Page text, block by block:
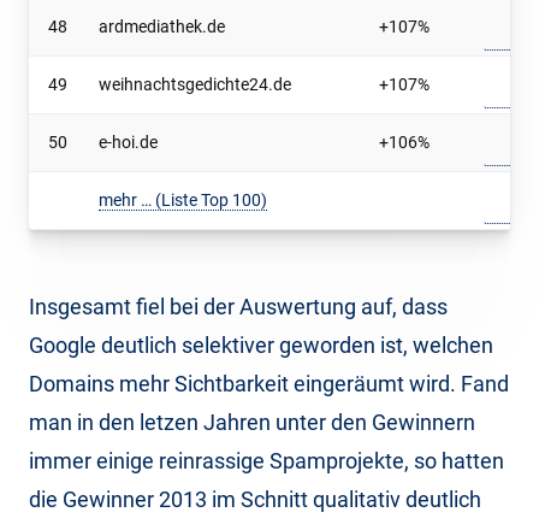
48 ardmediathek.de +107%
49 weihnachtsgedichte24.de +107%
50 e-hoi.de +106%
mehr … (Liste Top 100)
Insgesamt fiel bei der Auswertung auf, dass
Google deutlich selektiver geworden ist, welchen
Domains mehr Sichtbarkeit eingeräumt wird. Fand
man in den letzen Jahren unter den Gewinnern
immer einige reinrassige Spamprojekte, so hatten
die Gewinner 2013 im Schnitt qualitativ deutlich